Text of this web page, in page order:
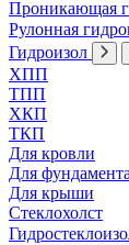
Проникающая
Рулонная
Гидроизол
ХПП
ТПП
ХКП
ТКП
Для кровли
Для фундамента
Для крыши
Стеклохолст